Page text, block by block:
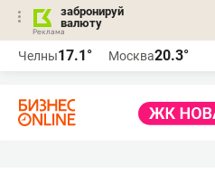
забронируй
валюту
Челны17.1° Москва20.3°